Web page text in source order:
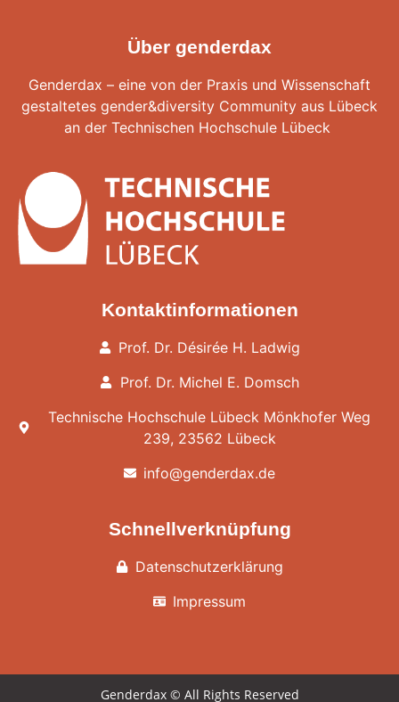
Über genderdax
Genderdax – eine von der Praxis und Wissenschaft
gestaltetes gender&diversity Community aus Lübeck
an der Technischen Hochschule Lübeck
Kontaktinformationen
Prof. Dr. Désirée H. Ladwig
Prof. Dr. Michel E. Domsch
Technische Hochschule Lübeck Mönkhofer Weg
239, 23562 Lübeck
info@genderdax.de
Schnellverknüpfung
Datenschutzerklärung
Impressum
Genderdax © All Rights Reserved